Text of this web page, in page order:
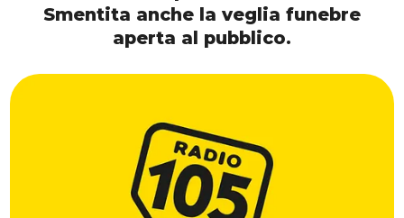
Smentita anche la veglia funebre
aperta al pubblico.